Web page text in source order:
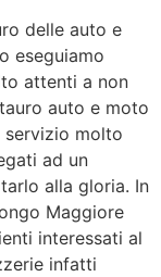
delle auto e
eseguiamo
attenti a non
auto e moto
servizio molto
ad un
alla gloria. In
Maggiore
interessati al
infatti